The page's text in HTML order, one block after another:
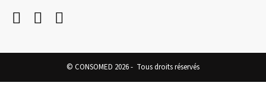
© CONSOMED 2026 - Tous droits réservés